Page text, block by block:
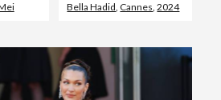
Bella Hadid, Cannes,2024